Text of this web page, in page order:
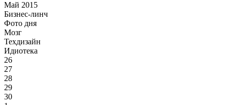
Май 2015
Бизнес-линч
Фото дня
Мозг
Техдизайн
Идиотека
26
27
28
29
30